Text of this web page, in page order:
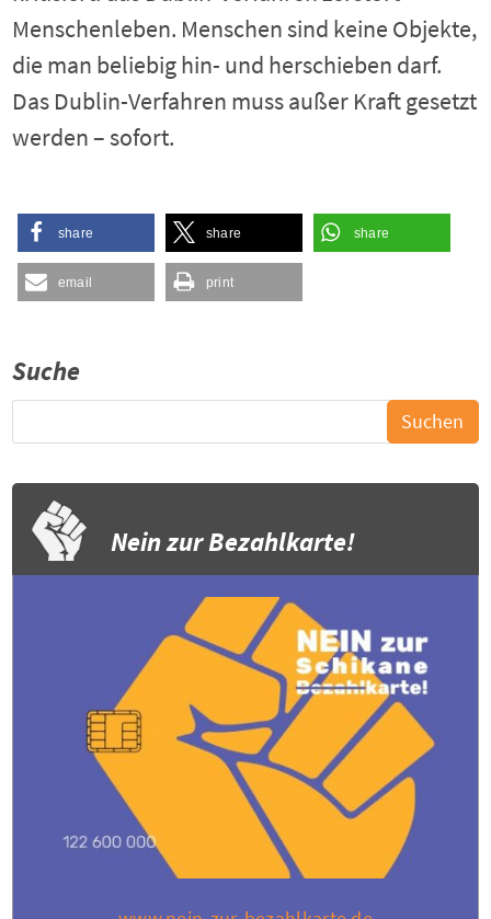
Menschenleben. Menschen sind keine Objekte,
die man beliebig hin- und herschieben darf.
Das Dublin-Verfahren muss außer Kraft gesetzt
werden – sofort.
share share share
email print
Suche
Nein zur Bezahlkarte!